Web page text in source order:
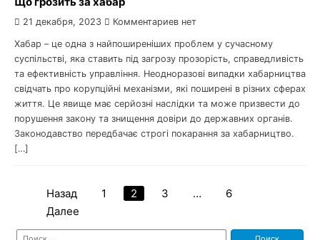
21 декабря, 2023 Комментариев нет
Хабар – це одна з найпоширеніших проблем у сучасному
суспільстві, яка ставить під загрозу прозорість, справедливість
та ефективність управління. Неодноразові випадки хабарництва
свідчать про корупційні механізми, які поширені в різних сферах
життя. Це явище має серйозні наслідки та може призвести до
порушення закону та знищення довіри до державних органів.
Законодавство передбачає строгі покарання за хабарництво.
[…]
Пагинация
записей
Назад 1 2 3 …
6
Далее
Найти: